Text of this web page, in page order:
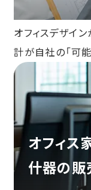
オフィスデザイ
計が自社の「可
オフィス
什器の販